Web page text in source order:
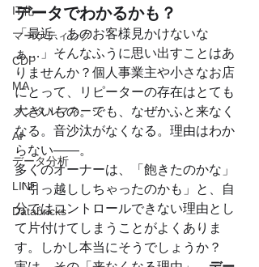
IT化
マーケティング
CDP
MA
メンタルマネージ
AI
データ分析
LINE
Databricks
データでわかるかも？
「最近、あのお客様見かけないな
ぁ…」そんなふうに思い出すことはあ
りませんか？個人事業主や小さなお店
にとって、リピーターの存在はとても
大きいもの。でも、なぜかふと来なく
なる。音沙汰がなくなる。理由はわか
らない――。
多くのオーナーは、「飽きたのかな」
「引っ越ししちゃったのかも」と、自
分ではコントロールできない理由とし
て片付けてしまうことがよくありま
す。しかし本当にそうでしょうか？